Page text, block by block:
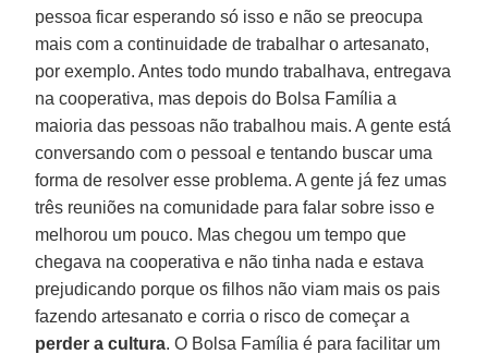
pessoa ficar esperando só isso e não se preocupa
mais com a continuidade de trabalhar o artesanato,
por exemplo. Antes todo mundo trabalhava, entregava
na cooperativa, mas depois do Bolsa Família a
maioria das pessoas não trabalhou mais. A gente está
conversando com o pessoal e tentando buscar uma
forma de resolver esse problema. A gente já fez umas
três reuniões na comunidade para falar sobre isso e
melhorou um pouco. Mas chegou um tempo que
chegava na cooperativa e não tinha nada e estava
prejudicando porque os filhos não viam mais os pais
fazendo artesanato e corria o risco de começar a
perder a cultura. O Bolsa Família é para facilitar um